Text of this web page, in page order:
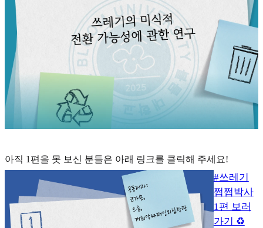
아직 1편을 못 보신 분들은 아래 링크를 클릭해 주세요!
#쓰레기
쩝쩝박사
1편 보러
가기 ♻️